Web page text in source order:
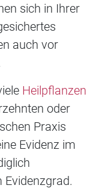
sich in Ihrer
auch vor
Heilpflanzen
oder
Praxis
Evidenz im